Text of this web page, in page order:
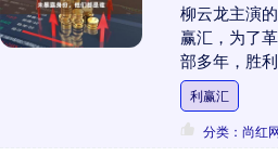
柳云龙主演
赢汇，为了
部多年，胜
给他安一个“
云激荡的年代
利赢汇
分类：尚红